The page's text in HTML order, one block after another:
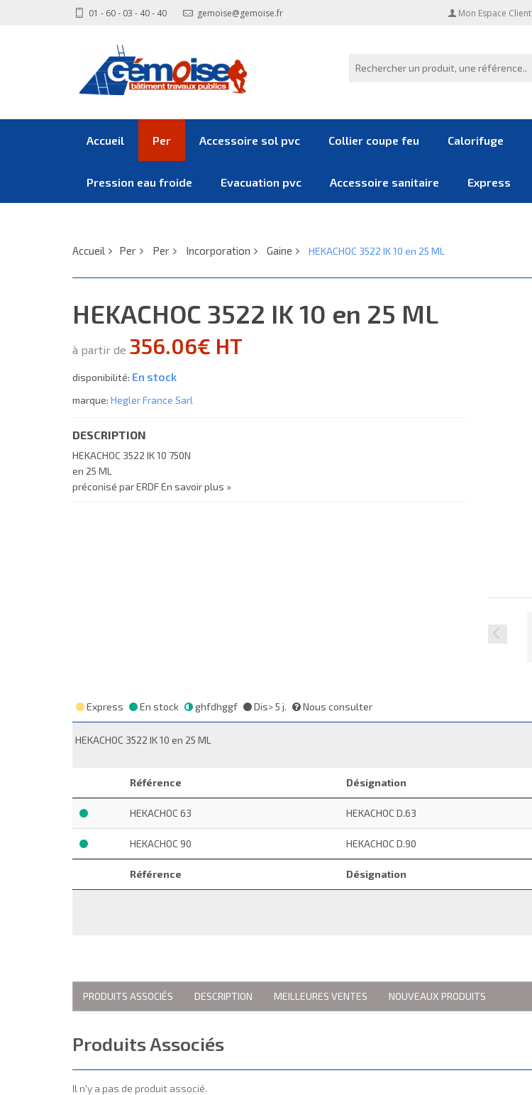
01 - 60 - 03 - 40 - 40 gemoise@gemoise.fr Mon Espace Client
Accueil Per Accessoire sol pvc Collier coupe feu Calorifuge
Pression eau froide Evacuation pvc Accessoire sanitaire Express
Accueil Per Per Incorporation Gaine HEKACHOC 3522 IK 10 en 25 ML
HEKACHOC 3522 IK 10 en 25 ML
à partir de 356.06€ HT
disponibilité: En stock
marque: Hegler France Sarl
DESCRIPTION
HEKACHOC 3522 IK 10 750N
en 25 ML
préconisé par ERDFEn savoir plus »
Express En stock ghfdhggf Dis> 5 j. Nous consulter
HEKACHOC 3522 IK 10 en 25 ML
Référence Désignation
Référence Désignation
HEKACHOC 63 HEKACHOC D.63
HEKACHOC 90 HEKACHOC D.90
PRODUITS ASSOCIÉS DESCRIPTION MEILLEURES VENTES NOUVEAUX PRODUITS
Produits Associés
Il n'y a pas de produit associé.